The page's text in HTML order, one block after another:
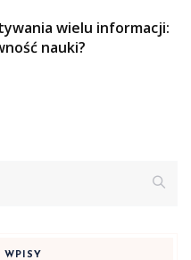
wielu informacji:
nauki?
WPISY